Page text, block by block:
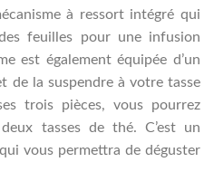
à ressort intégré qui
feuilles pour une infusion
est également équipée d’un
de la suspendre à votre tasse
trois pièces, vous pourrez
tasses de thé. C’est un
vous permettra de déguster